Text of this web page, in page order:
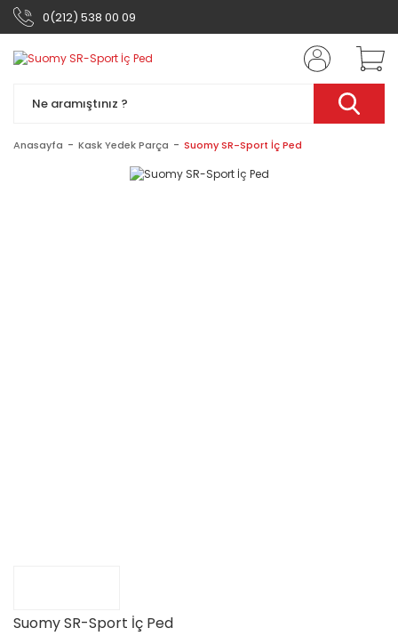
0(212) 538 00 09
Anasayfa Kask Yedek Parça Suomy SR-Sport İç Ped
Suomy SR-Sport İç Ped